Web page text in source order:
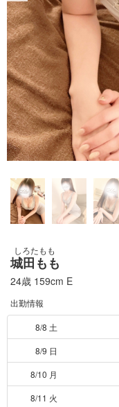
しろたもも
城田もも
24歳 159cm E
出勤情報
8/8 土
8/9 日
8/10 月
8/11 火